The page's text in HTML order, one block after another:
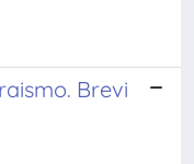
Brevi